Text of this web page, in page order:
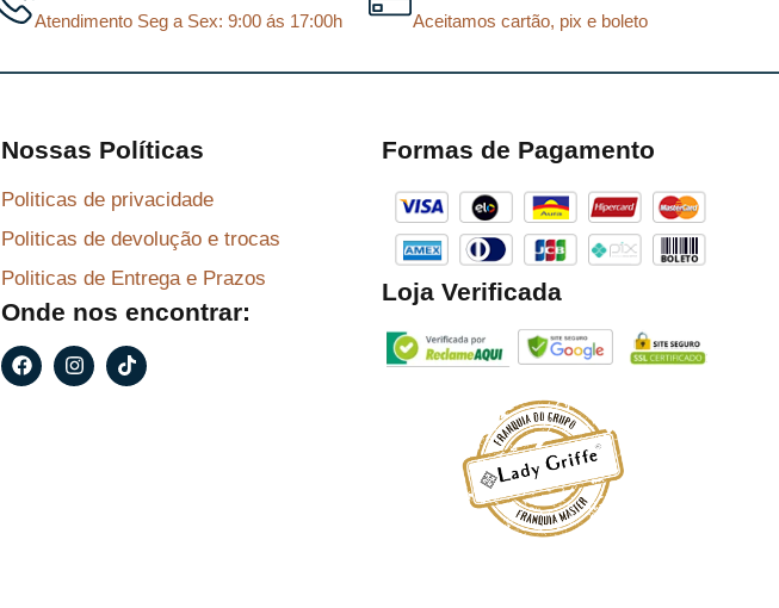
Atendimento Seg a Sex: 9:00 ás 17:00h Aceitamos cartão, pix e boleto
Nossas Políticas
Politicas de privacidade
Politicas de devolução e trocas
Politicas de Entrega e Prazos
Onde nos encontrar:
F
a
c
I
n
s
T
i
k
Formas de Pagamento
Loja Verificada